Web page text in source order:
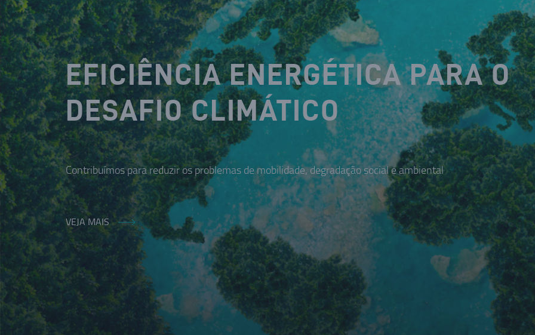
EFICIÊNCIA ENERGÉTICA PARA O
DESAFIO CLIMÁTICO
Contribuímos para reduzir os problemas de mobilidade, degradação social e ambiental
VEJA MAIS